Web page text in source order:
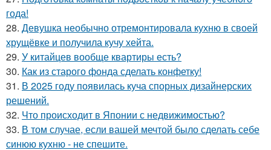
года!
28. Девушка необычно отремонтировала кухню в своей
хрущёвке и получила кучу хейта.
29. У китайцев вообще квартиры есть?
30. Как из старого фонда сделать конфетку!
31. В 2025 году появилась куча спорных дизайнерских
решений.
32. Что происходит в Японии с недвижимостью?
33. В том случае, если вашей мечтой было сделать себе
синюю кухню - не спешите.